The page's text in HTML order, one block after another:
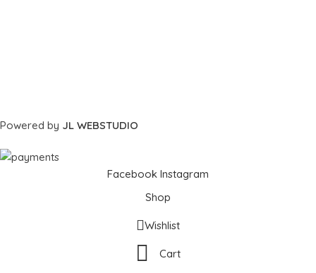
Powered by JL WEBSTUDIO
Facebook Instagram
Shop
Wishlist
Cart